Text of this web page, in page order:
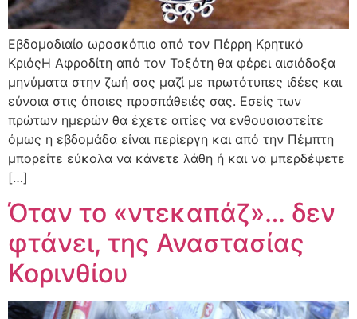
Εβδομαδιαίο ωροσκόπιο από τον Πέρρη Κρητικό
ΚριόςΗ Αφροδίτη από τον Τοξότη θα φέρει αισιόδοξα
μηνύματα στην ζωή σας μαζί με πρωτότυπες ιδέες και
εύνοια στις όποιες προσπάθειές σας. Εσείς των
πρώτων ημερών θα έχετε αιτίες να ενθουσιαστείτε
όμως η εβδομάδα είναι περίεργη και από την Πέμπτη
μπορείτε εύκολα να κάνετε λάθη ή και να μπερδέψετε
[…]
Όταν το «ντεκαπάζ»… δεν
φτάνει, της Αναστασίας
Κορινθίου